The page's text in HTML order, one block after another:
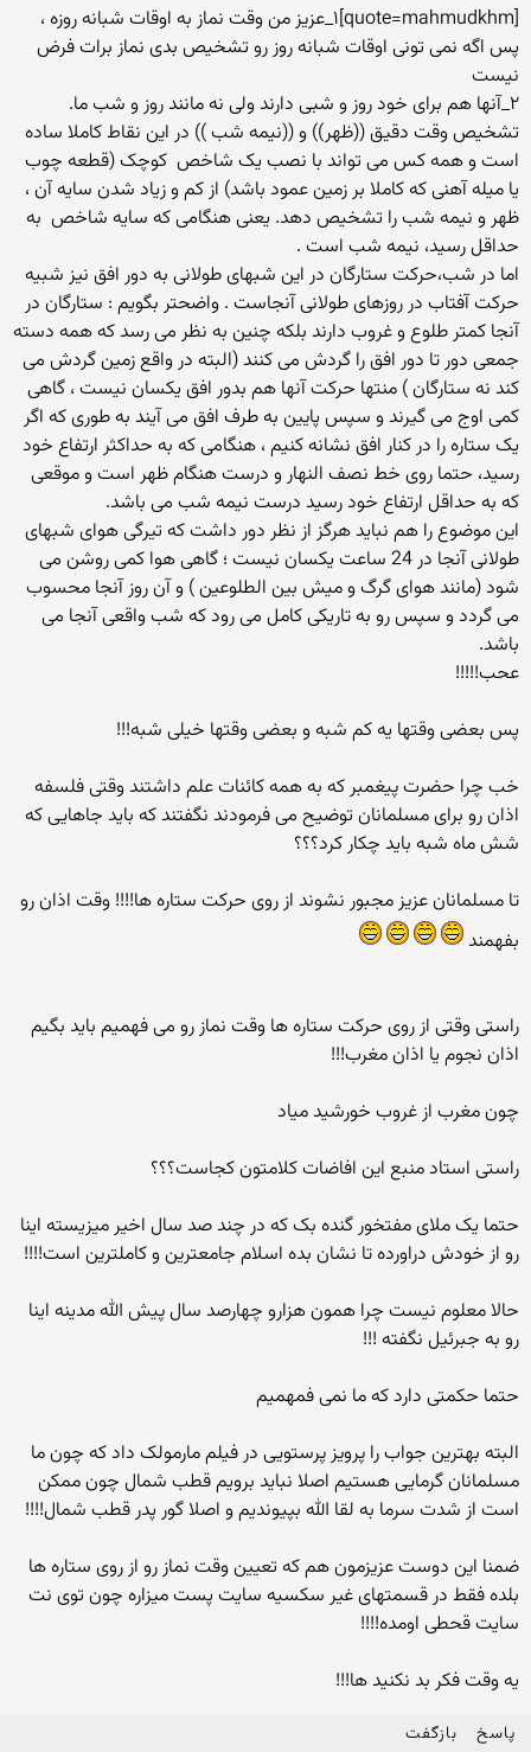
[quote=mahmudkhm]۱_عزیز من وقت نماز به اوقات شبانه روزه ،
پس اگه نمی تونی اوقات شبانه روز رو تشخیص بدی نماز برات فرض
نیست
۲_آنها هم براى خود روز و شبى دارند ولى نه مانند روز و شب ما.
تشخیص وقت دقیق ((ظهر)) و ((نیمه شب )) در این نقاط کاملا ساده
است و همه کس مى تواند با نصب یک شاخص ‍ کوچک (قطعه چوب
یا میله آهنى که کاملا بر زمین عمود باشد) از کم و زیاد شدن سایه آن ،
ظهر و نیمه شب را تشخیص دهد. یعنى هنگامى که سایه شاخص ‍ به
حداقل رسید، نیمه شب است .
اما در شب،حرکت ستارگان در این شبهاى طولانى به دور افق نیز شبیه
حرکت آفتاب در روزهاى طولانى آنجاست . واضحتر بگویم : ستارگان در
آنجا کمتر طلوع و غروب دارند بلکه چنین به نظر مى رسد که همه دسته
جمعى دور تا دور افق را گردش مى کنند (البته در واقع زمین گردش مى
کند نه ستارگان ) منتها حرکت آنها هم بدور افق یکسان نیست ، گاهى
کمى اوج مى گیرند و سپس پایین به طرف افق مى آیند به طورى که اگر
یک ستاره را در کنار افق نشانه کنیم ، هنگامى که به حداکثر ارتفاع خود
رسید، حتما روى خط نصف النهار و درست هنگام ظهر است و موقعى
که به حداقل ارتفاع خود رسید درست نیمه شب مى باشد.
این موضوع را هم نباید هرگز از نظر دور داشت که تیرگى هواى شبهاى
طولانى آنجا در 24 ساعت یکسان نیست ؛ گاهى هوا کمى روشن مى
شود (مانند هواى گرگ و میش بین الطلوعین ) و آن روز آنجا محسوب
مى گردد و سپس رو به تاریکى کامل مى رود که شب واقعى آنجا مى
باشد.
عحب!!!!!
پس بعضی وقتها یه کم شبه و بعضی وقتها خیلی شبه!!!
خب چرا حضرت پیغمبر که به همه کائنات علم داشتند وقتی فلسفه
اذان رو برای مسلمانان توضیح می فرمودند نگفتند که باید جاهایی که
شش ماه شبه باید چکار کرد؟؟؟
تا مسلمانان عزیز مجبور نشوند از روی حرکت ستاره ها!!!! وقت اذان رو
بفهمند
راستی وقتی از روی حرکت ستاره ها وقت نماز رو می فهمیم باید بگیم
اذان نجوم یا اذان مغرب!!!
چون مغرب از غروب خورشید میاد
راستی استاد منبع این افاضات کلامتون کجاست؟؟؟
حتما یک ملای مفتخور گنده بک که در چند صد سال اخیر میزیسته اینا
رو از خودش دراورده تا نشان بده اسلام جامعترین و کاملترین است!!!!
حالا معلوم نیست چرا همون هزارو چهارصد سال پیش الله مدینه اینا
رو به جبرئیل نگفته !!!
حتما حکمتی دارد که ما نمی فمهمیم
البته بهترین جواب را پرویز پرستویی در فیلم مارمولک داد که چون ما
مسلمانان گرمایی هستیم اصلا نباید برویم قطب شمال چون ممکن
است از شدت سرما به لقا الله بپیوندیم و اصلا گور پدر قطب شمال!!!!
ضمنا این دوست عزیزمون هم که تعیین وقت نماز رو از روی ستاره ها
بلده فقط در قسمتهای غیر سکسیه سایت پست میزاره چون توی نت
سایت قحطی اومده!!!!
یه وقت فکر بد نکنید ها!!!
پاسخ بازگفت